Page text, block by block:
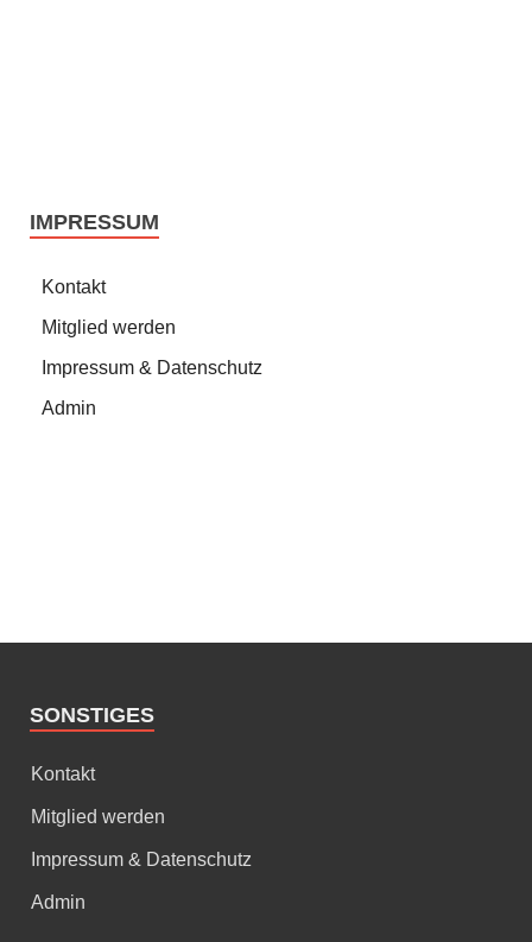
IMPRESSUM
Kontakt
Mitglied werden
Impressum & Datenschutz
Admin
SONSTIGES
Kontakt
Mitglied werden
Impressum & Datenschutz
Admin